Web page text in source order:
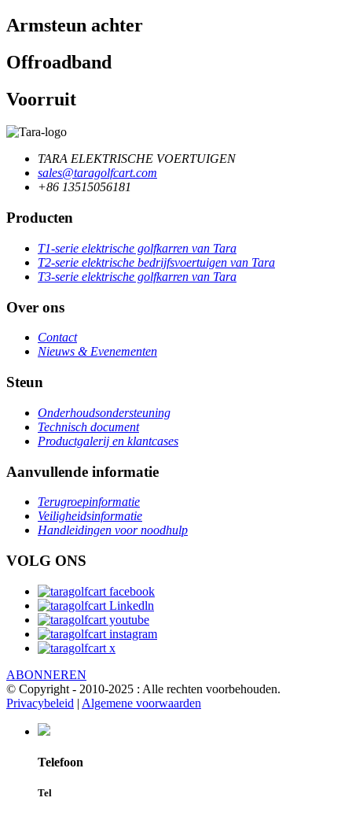
Armsteun achter
Offroadband
Voorruit
TARA ELEKTRISCHE VOERTUIGEN
sales@taragolfcart.com
+86 13515056181
Producten
T1-serie elektrische golfkarren van Tara
T2-serie elektrische bedrijfsvoertuigen van Tara
T3-serie elektrische golfkarren van Tara
Over ons
Contact
Nieuws & Evenementen
Steun
Onderhoudsondersteuning
Technisch document
Productgalerij en klantcases
Aanvullende informatie
Terugroepinformatie
Veiligheidsinformatie
Handleidingen voor noodhulp
VOLG ONS
ABONNEREN
© Copyright - 2010-2025 : Alle rechten voorbehouden.
Privacybeleid | Algemene voorwaarden
Telefoon
Tel